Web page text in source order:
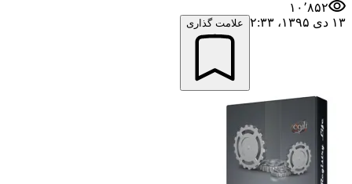
۱۰٬۸۵۲
۱۳ دی ۱۳۹۵،‏ ۲:۳۳
علامت گذاری